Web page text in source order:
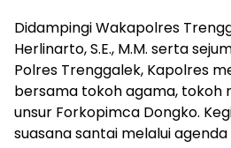
Didampingi Wakapolres
Herlinarto, S.E., M.M. serta
Polres Trenggalek, Kapolres
bersama tokoh agama, tokoh
unsur Forkopimca Dongko.
suasana santai melalui agenda